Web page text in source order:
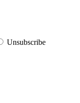
Unsubscribe